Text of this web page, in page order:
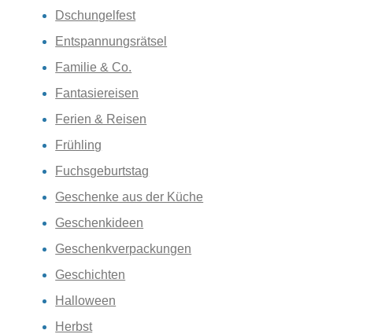
Dschungelfest
Entspannungsrätsel
Familie & Co.
Fantasiereisen
Ferien & Reisen
Frühling
Fuchsgeburtstag
Geschenke aus der Küche
Geschenkideen
Geschenkverpackungen
Geschichten
Halloween
Herbst